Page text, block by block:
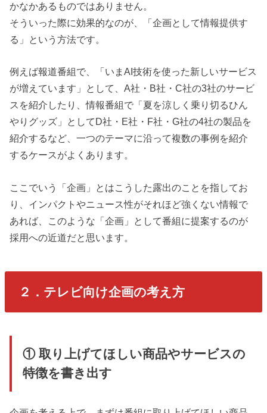
かなかあるものではありません。
そういった際に効果的なのが、「企画として情報提供す
る」という方法です。
例えば報道番組で、「いまAI技術を使った新しいサービス
が増えています」として、A社・B社・C社の3社のサービ
スを紹介したり、情報番組で「夏を涼しく乗り切るひん
やりグッズ」としてD社・E社・F社・G社の4社の製品を
紹介するなど、一つのテーマに沿って複数の事例を紹介
するケースがよくあります。
ここでいう「企画」とはこうした露出のことを指してお
り、インパクトやニュース性がそれほど強くない情報で
あれば、このような「企画」として番組に提案するのが
採用への近道だと思います。
２．テレビ向け企画の考え方
① 取り上げてほしい商品やサービスの
特徴を書き出す